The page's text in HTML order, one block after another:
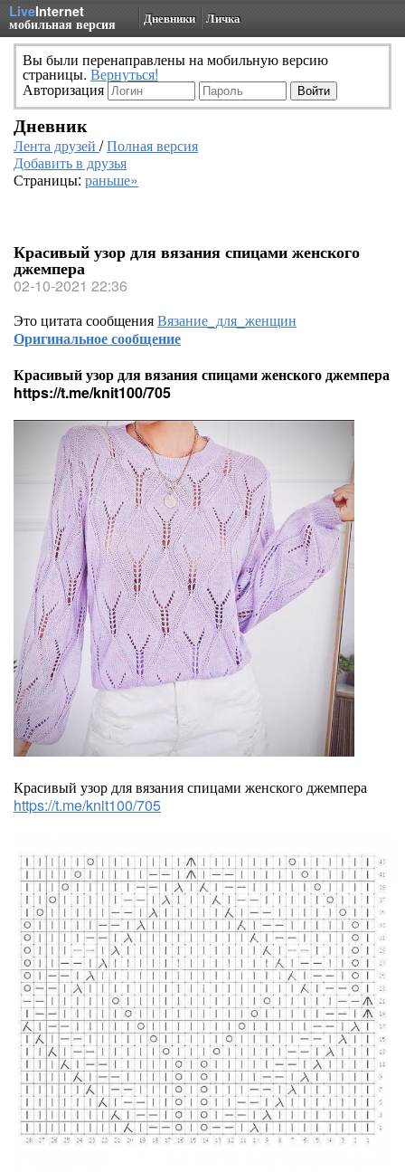
LiveInternet
мобильная версия Дневники Личка
Вы были перенаправлены на мобильную версию
страницы. Вернуться!
Авторизация
Дневник
Лента друзей /Полная версия
Добавить в друзья
Страницы: раньше»
Красивый узор для вязания спицами женского
джемпера
02-10-2021 22:36
Это цитата сообщенияВязание_для_женщин
Оригинальное сообщение
Красивый узор для вязания спицами женского джемпера
https://t.me/knit100/705
Красивый узор для вязания спицами женского джемпера
https://t.me/knit100/705